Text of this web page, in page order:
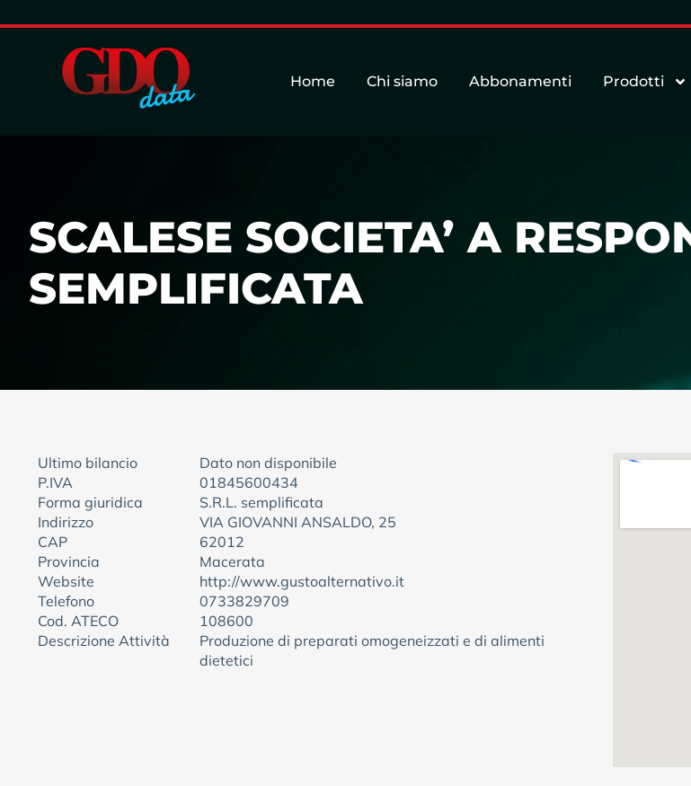
Home Chi siamo Abbonamenti Prodotti
SCALESE SOCIETA’ A
SEMPLIFICATA
Ultimo bilancio
Dato non disponibile
P.IVA
01845600434
Forma giuridica
S.R.L. semplificata
Indirizzo
VIA GIOVANNI ANSALDO, 25
CAP
62012
Provincia
Macerata
Website
http://www.gustoalternativo.it
Telefono
0733829709
Cod. ATECO
108600
Descrizione Attività
Produzione di preparati omogeneizzati e di alimenti
dietetici